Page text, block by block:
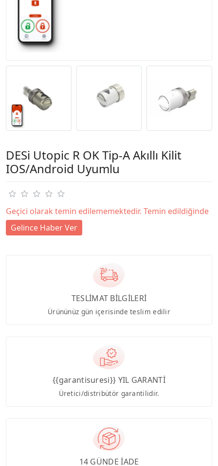
DESi Utopic R OK Tip-A Akıllı Kilit
IOS/Android Uyumlu
Geçici olarak temin edilememektedir. Temin edildiğinde
Gelince Haber Ver
TESLİMAT BİLGİLERİ
Ürününüz gün içerisinde teslim edilir
{{garantisuresi}} YIL GARANTİ
Üretici/distribütör garantilidir.
14 GÜNDE İADE